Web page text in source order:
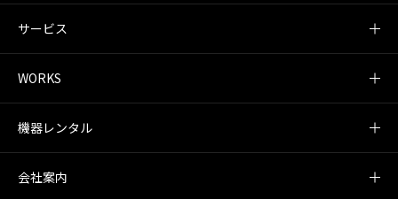
サービス
WORKS
機器レンタル
会社案内